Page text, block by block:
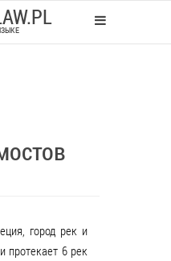
город рек и
протекает 6 рек